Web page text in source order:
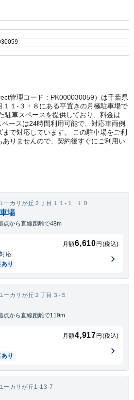
管理コード：PK000030059）は千葉県
１-３・８にある平置きの月極駐車場で
駐車スペースを提供しており、料金は
ースは24時間利用可能で、対応車両例
で対応しています。 この駐車場をご利
ありませんので、契約後すぐにご利用い
ーカリが丘２丁目１１-１･１０
場
点から直線距離で48m
月額6,610 円(税込)
応
り
ーカリが丘２丁目３-５
点から直線距離で119m
月額4,917 円(税込)
り
ーカリが丘1-13-7